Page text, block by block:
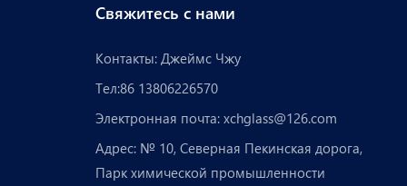
Свяжитесь с нами
Контакты: Джеймс Чжу
Тел:86 13806226570
Электронная почта: xchglass@126.com
Адрес: № 10, Северная Пекинская дорога,
Парк химической промышленности